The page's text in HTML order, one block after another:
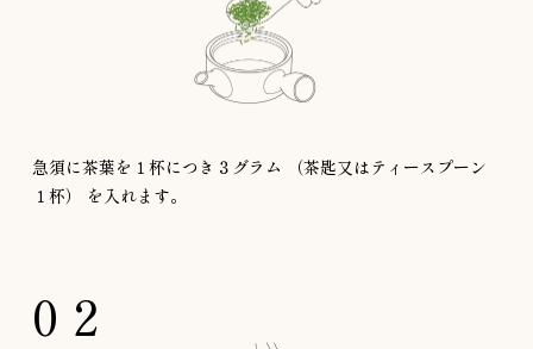
急須に茶葉を１杯につき３グラム （茶匙又はティースプーン
１杯）
を入れます。
02